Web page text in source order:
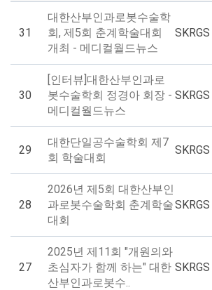
31
대한산부인과로봇수술학
회, 제5회 춘계학술대회
개최 - 메디컬월드뉴스
SKRGS
30
[인터뷰]대한산부인과로
봇수술학회 정경아 회장 -
메디컬월드뉴스
SKRGS
29
대한단일공수술학회 제7
회 학술대회
SKRGS
28
2026년 제5회 대한산부인
과로봇수술학회 춘계학술
대회
SKRGS
27
2025년 제11회 "개원의와
초심자가 함께 하는" 대한
산부인과로봇수..
SKRGS